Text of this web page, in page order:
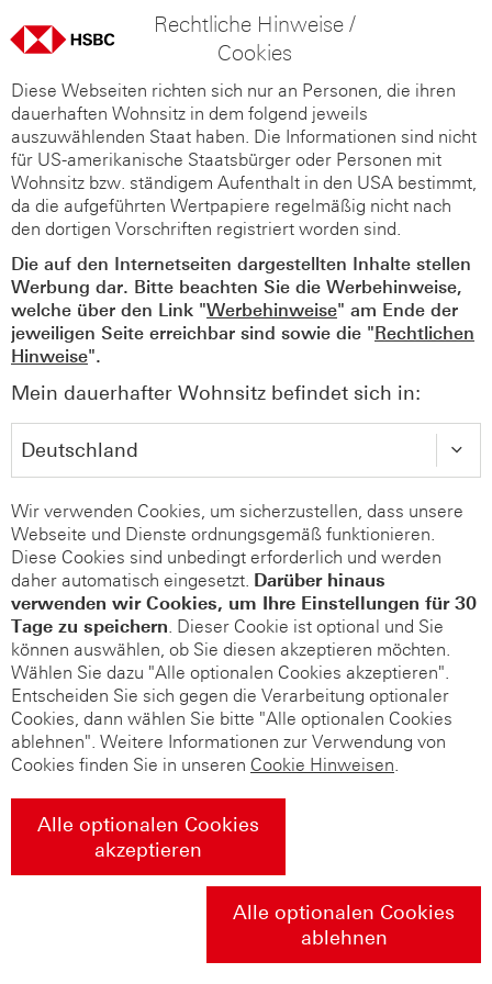
Rechtliche Hinweise /
Cookies
Diese Webseiten richten sich nur an Personen, die ihren
dauerhaften Wohnsitz in dem folgend jeweils
auszuwählenden Staat haben. Die Informationen sind nicht
für US-amerikanische Staatsbürger oder Personen mit
Wohnsitz bzw. ständigem Aufenthalt in den USA bestimmt,
da die aufgeführten Wertpapiere regelmäßig nicht nach
den dortigen Vorschriften registriert worden sind.
Die auf den Internetseiten dargestellten Inhalte stellen
Werbung dar. Bitte beachten Sie die Werbehinweise,
welche über den Link "Werbehinweise" am Ende der
jeweiligen Seite erreichbar sind sowie die "Rechtlichen
Hinweise".
Mein dauerhafter Wohnsitz befindet sich in:
Wir verwenden Cookies, um sicherzustellen, dass unsere
Webseite und Dienste ordnungsgemäß funktionieren.
Diese Cookies sind unbedingt erforderlich und werden
daher automatisch eingesetzt. Darüber hinaus
verwenden wir Cookies, um Ihre Einstellungen für 30
Tage zu speichern. Dieser Cookie ist optional und Sie
können auswählen, ob Sie diesen akzeptieren möchten.
Wählen Sie dazu "Alle optionalen Cookies akzeptieren".
Entscheiden Sie sich gegen die Verarbeitung optionaler
Cookies, dann wählen Sie bitte "Alle optionalen Cookies
ablehnen". Weitere Informationen zur Verwendung von
Cookies finden Sie in unseren Cookie Hinweisen.
Alle optionalen Cookies
akzeptieren
Alle optionalen Cookies
ablehnen